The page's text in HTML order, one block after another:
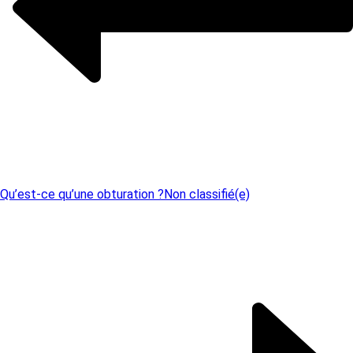
Qu’est-ce qu’une obturation ?Non classifié(e)